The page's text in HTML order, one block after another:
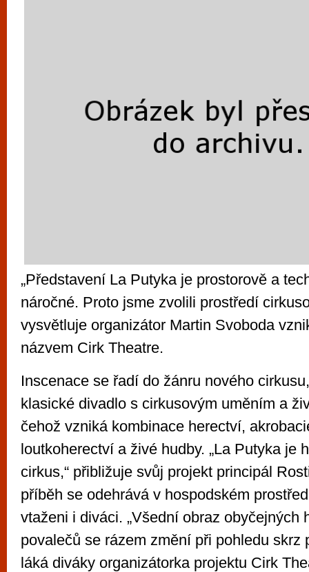
„Představení La Putyka je prostorově a
náročné. Proto jsme zvolili prostředí
vysvětluje organizátor Martin Svoboda
názvem Cirk Theatre.
Inscenace se řadí do žánru nového
klasické divadlo s cirkusovým uměním a
čehož vzniká kombinace herectví,
loutkoherectví a živé hudby. „La Putyka je
cirkus,“ přibližuje svůj projekt principál
příběh se odehrává v hospodském
vtaženi i diváci. „Všední obraz obyčejných
povalečů se rázem změní při pohledu skrz
láká diváky organizátorka projektu Cirk